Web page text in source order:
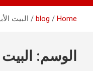
Home
blog البيت
الوسم: